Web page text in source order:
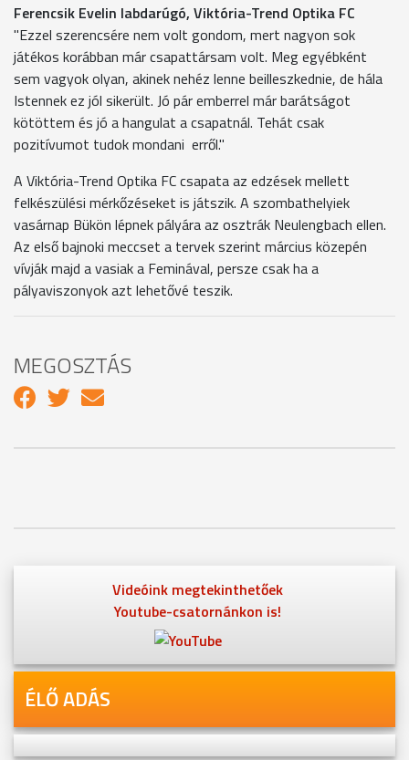
Ferencsik Evelin labdarúgó, Viktória-Trend Optika FC
"Ezzel szerencsére nem volt gondom, mert nagyon sok
játékos korábban már csapattársam volt. Meg egyébként
sem vagyok olyan, akinek nehéz lenne beilleszkednie, de hála
Istennek ez jól sikerült. Jó pár emberrel már barátságot
kötöttem és jó a hangulat a csapatnál. Tehát csak
pozitívumot tudok mondani erről."
A Viktória-Trend Optika FC csapata az edzések mellett
felkészülési mérkőzéseket is játszik. A szombathelyiek
vasárnap Bükön lépnek pályára az osztrák Neulengbach ellen.
Az első bajnoki meccset a tervek szerint március közepén
vívják majd a vasiak a Feminával, persze csak ha a
pályaviszonyok azt lehetővé teszik.
MEGOSZTÁS
Videóink megtekinthetőek
Youtube-csatornánkon is!
ÉLŐ ADÁS